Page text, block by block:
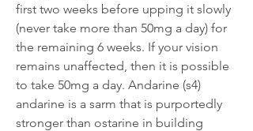
first two weeks before upping it slowly
(never take more than 50mg a day) for
the remaining 6 weeks. If your vision
remains unaffected, then it is possible
to take 50mg a day. Andarine (s4)
andarine is a sarm that is purportedly
stronger than ostarine in building